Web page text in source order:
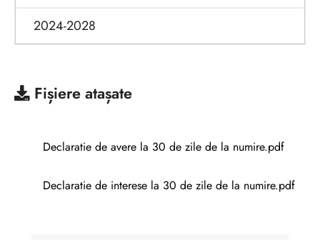
2024-2028
Fișiere atașate
Declaratie de avere la 30 de zile de la numire.pdf
Declaratie de interese la 30 de zile de la numire.pdf